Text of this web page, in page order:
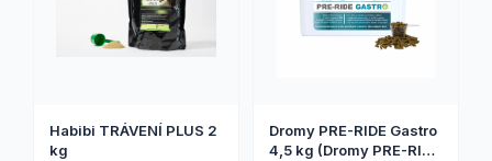
Habibi TRÁVENÍ PLUS 2
kg
Dromy PRE-RIDE Gastro
4,5 kg (Dromy PRE-RIDE